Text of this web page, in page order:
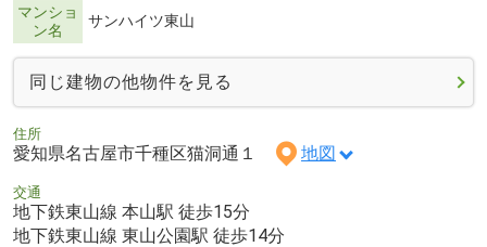
マンショ
ン名
サンハイツ東山
同じ建物の他物件を見る
住所
愛知県名古屋市千種区猫洞通１ 地図
交通
地下鉄東山線 本山駅 徒歩15分
地下鉄東山線 東山公園駅 徒歩14分